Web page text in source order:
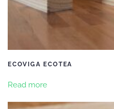
ECOVIGA ECOTEA
Read more